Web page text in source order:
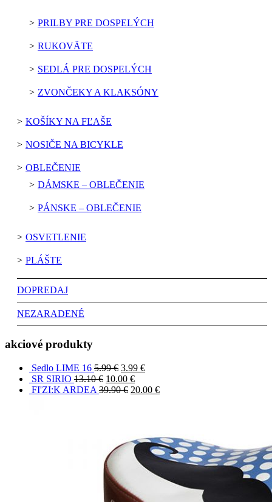
PRILBY PRE DOSPELÝCH
RUKOVÄTE
SEDLÁ PRE DOSPELÝCH
ZVONČEKY A KLAKSÓNY
KOŠÍKY NA FĽAŠE
NOSIČE NA BICYKLE
OBLEČENIE
DÁMSKE – OBLEČENIE
PÁNSKE – OBLEČENIE
OSVETLENIE
PLÁŠTE
DOPREDAJ
NEZARADENÉ
akciové produkty
Sedlo LIME 16 5.99€ 3.99 €
SR SIRIO 13.10€ 10.00 €
FI'ZI:K ARDEA 39.90€ 20.00 €